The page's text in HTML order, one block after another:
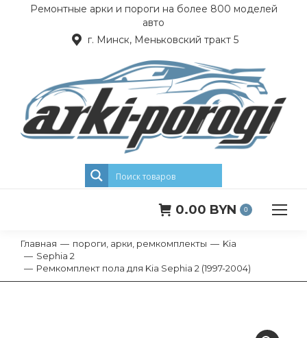
Ремонтные арки и пороги на более 800 моделей
авто
г. Минск, Меньковский тракт 5
0.00 BYN 0
Вы здесь:
Главная пороги, арки, ремкомплекты
Kia
Sephia 2
Ремкомплект пола для Kia Sephia 2 (1997-2004)